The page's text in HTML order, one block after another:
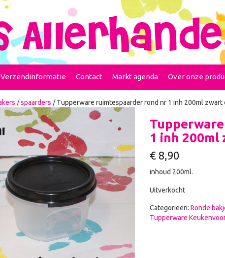
Verzendinformatie Contact Markt agenda Over onze
/ spaarders / Tupperware ruimtespaarder rond nr 1 inh 200ml zwart
1 inh 200ml
€8,90
inhoud 200ml.
Uitverkocht
Categorieën: Ronde
Tupperware